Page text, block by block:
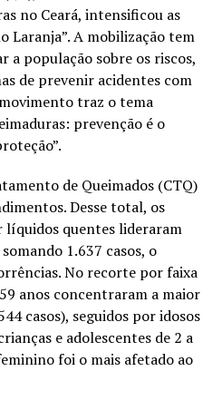
no Ceará, intensificou as
Laranja”. A mobilização tem
a população sobre os riscos,
de prevenir acidentes com
traz o tema
prevenção é o
de Queimados (CTQ)
Desse total, os
líquidos quentes lideraram
1.637 casos, o
No recorte por faixa
anos concentraram a maior
casos), seguidos por idosos
e adolescentes de 2 a
foi o mais afetado ao